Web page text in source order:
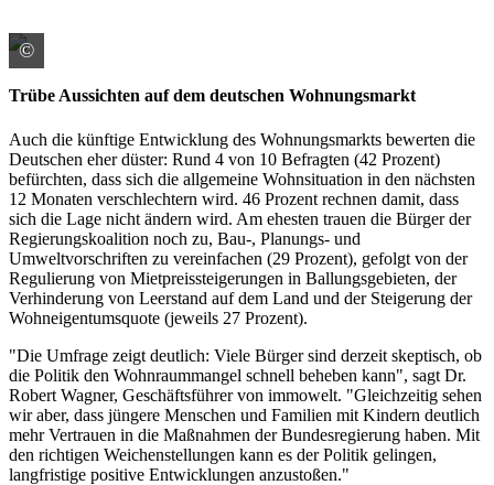
©
Trübe Aussichten auf dem deutschen Wohnungsmarkt
Auch die künftige Entwicklung des Wohnungsmarkts bewerten die
Deutschen eher düster: Rund 4 von 10 Befragten (42 Prozent)
befürchten, dass sich die allgemeine Wohnsituation in den nächsten
12 Monaten verschlechtern wird. 46 Prozent rechnen damit, dass
sich die Lage nicht ändern wird. Am ehesten trauen die Bürger der
Regierungskoalition noch zu, Bau-, Planungs- und
Umweltvorschriften zu vereinfachen (29 Prozent), gefolgt von der
Regulierung von Mietpreissteigerungen in Ballungsgebieten, der
Verhinderung von Leerstand auf dem Land und der Steigerung der
Wohneigentumsquote (jeweils 27 Prozent).
"Die Umfrage zeigt deutlich: Viele Bürger sind derzeit skeptisch, ob
die Politik den Wohnraummangel schnell beheben kann", sagt Dr.
Robert Wagner, Geschäftsführer von immowelt. "Gleichzeitig sehen
wir aber, dass jüngere Menschen und Familien mit Kindern deutlich
mehr Vertrauen in die Maßnahmen der Bundesregierung haben. Mit
den richtigen Weichenstellungen kann es der Politik gelingen,
langfristige positive Entwicklungen anzustoßen."